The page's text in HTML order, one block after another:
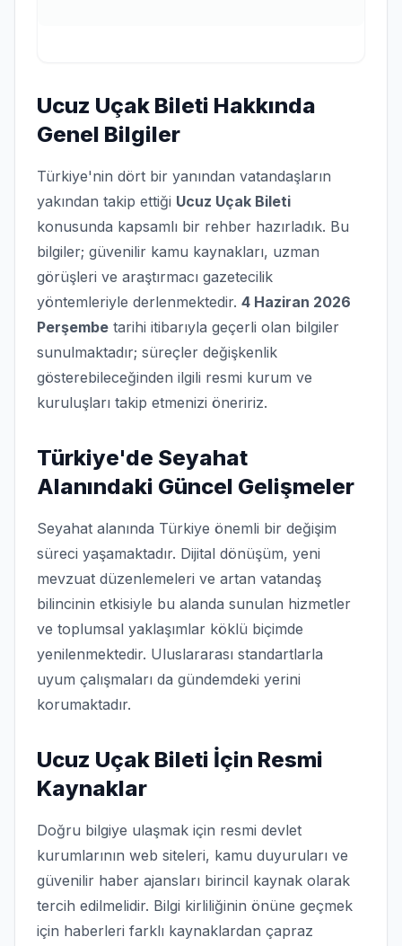
Ucuz Uçak Bileti Hakkında
Genel Bilgiler
Türkiye'nin dört bir yanından vatandaşların
yakından takip ettiği Ucuz Uçak Bileti
konusunda kapsamlı bir rehber hazırladık. Bu
bilgiler; güvenilir kamu kaynakları, uzman
görüşleri ve araştırmacı gazetecilik
yöntemleriyle derlenmektedir. 4 Haziran 2026
Perşembe tarihi itibarıyla geçerli olan bilgiler
sunulmaktadır; süreçler değişkenlik
gösterebileceğinden ilgili resmi kurum ve
kuruluşları takip etmenizi öneririz.
Türkiye'de Seyahat
Alanındaki Güncel Gelişmeler
Seyahat alanında Türkiye önemli bir değişim
süreci yaşamaktadır. Dijital dönüşüm, yeni
mevzuat düzenlemeleri ve artan vatandaş
bilincinin etkisiyle bu alanda sunulan hizmetler
ve toplumsal yaklaşımlar köklü biçimde
yenilenmektedir. Uluslararası standartlarla
uyum çalışmaları da gündemdeki yerini
korumaktadır.
Ucuz Uçak Bileti İçin Resmi
Kaynaklar
Doğru bilgiye ulaşmak için resmi devlet
kurumlarının web siteleri, kamu duyuruları ve
güvenilir haber ajansları birincil kaynak olarak
tercih edilmelidir. Bilgi kirliliğinin önüne geçmek
için haberleri farklı kaynaklardan çapraz